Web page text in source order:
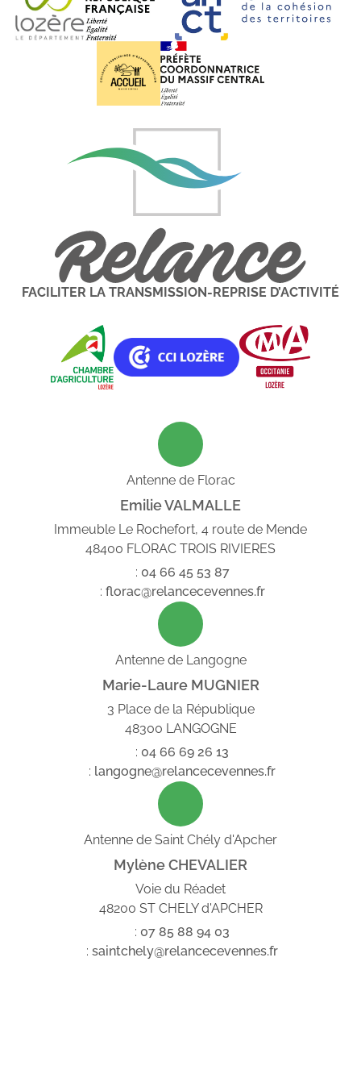
FACILITER LA TRANSMISSION-REPRISE D’ACTIVITÉ
Antenne de Florac
Emilie VALMALLE
Immeuble Le Rochefort, 4 route de Mende
48400 FLORAC TROIS RIVIERES
: 04 66 45 53 87
: florac@relancecevennes.fr
Antenne de Langogne
Marie-Laure MUGNIER
3 Place de la République
48300 LANGOGNE
: 04 66 69 26 13
: langogne@relancecevennes.fr
Antenne de Saint Chély d'Apcher
Mylène CHEVALIER
Voie du Réadet
48200 ST CHELY d'APCHER
: 07 85 88 94 03
: saintchely@relancecevennes.fr